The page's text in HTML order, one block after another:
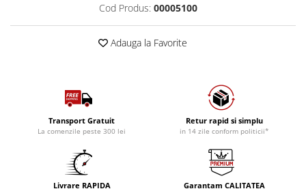
Cod Produs: 00005100
Adauga la Favorite
Transport Gratuit
La comenzile peste 300 lei
Retur rapid si simplu
in 14 zile conform politicii*
Livrare RAPIDA Garantam CALITATEA